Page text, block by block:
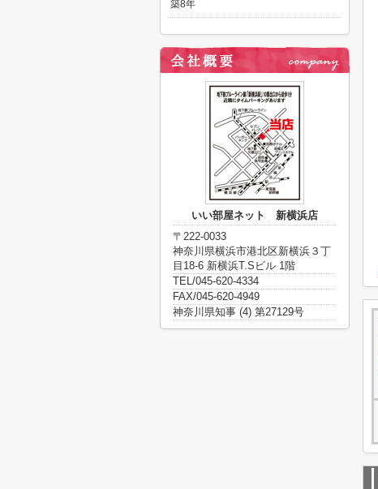
築8年
いい部屋ネット 新横浜店
〒222-0033
神奈川県横浜市港北区新横浜３丁
目18-6 新横浜T.Sビル 1階
TEL/045-620-4334
FAX/045-620-4949
神奈川県知事 (4) 第27129号